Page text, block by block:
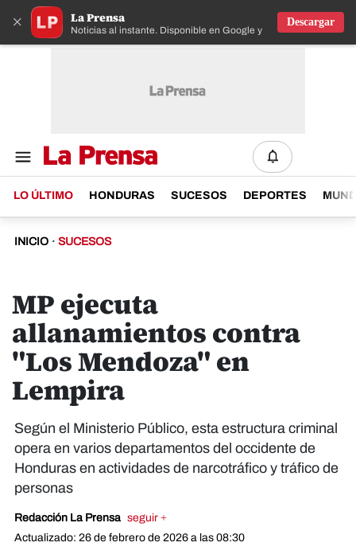
× La Prensa
Noticias al instante. Disponible en Google y IOS
Descargar
LO ÚLTIMO HONDURAS SUCESOS DEPORTES
INICIO · SUCESOS
MP ejecuta
allanamientos contra
"Los Mendoza" en
Lempira
Según el Ministerio Público, esta estructura criminal
opera en varios departamentos del occidente de
Honduras en actividades de narcotráfico y tráfico de
personas
Redacción La Prensa seguir +
Actualizado: 26 de febrero de 2026 a las 08:30